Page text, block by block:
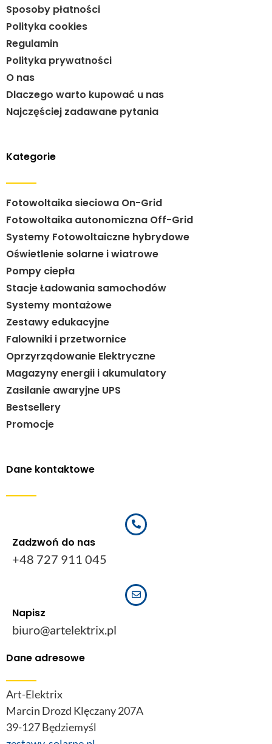
Sposoby płatności
Polityka cookies
Regulamin
Polityka prywatności
O nas
Dlaczego warto kupować u nas
Najczęściej zadawane pytania
Kategorie
Fotowoltaika sieciowa On-Grid
Fotowoltaika autonomiczna Off-Grid
Systemy Fotowoltaiczne hybrydowe
Oświetlenie solarne i wiatrowe
Pompy ciepła
Stacje Ładowania samochodów
Systemy montażowe
Zestawy edukacyjne
Falowniki i przetwornice
Oprzyrządowanie Elektryczne
Magazyny energii i akumulatory
Zasilanie awaryjne UPS
Bestsellery
Promocje
Dane kontaktowe
Zadzwoń do nas
+48 727 911 045
Napisz
biuro@artelektrix.pl
Dane adresowe
Art-Elektrix
Marcin Drozd Klęczany 207A
39-127 Będziemyśl